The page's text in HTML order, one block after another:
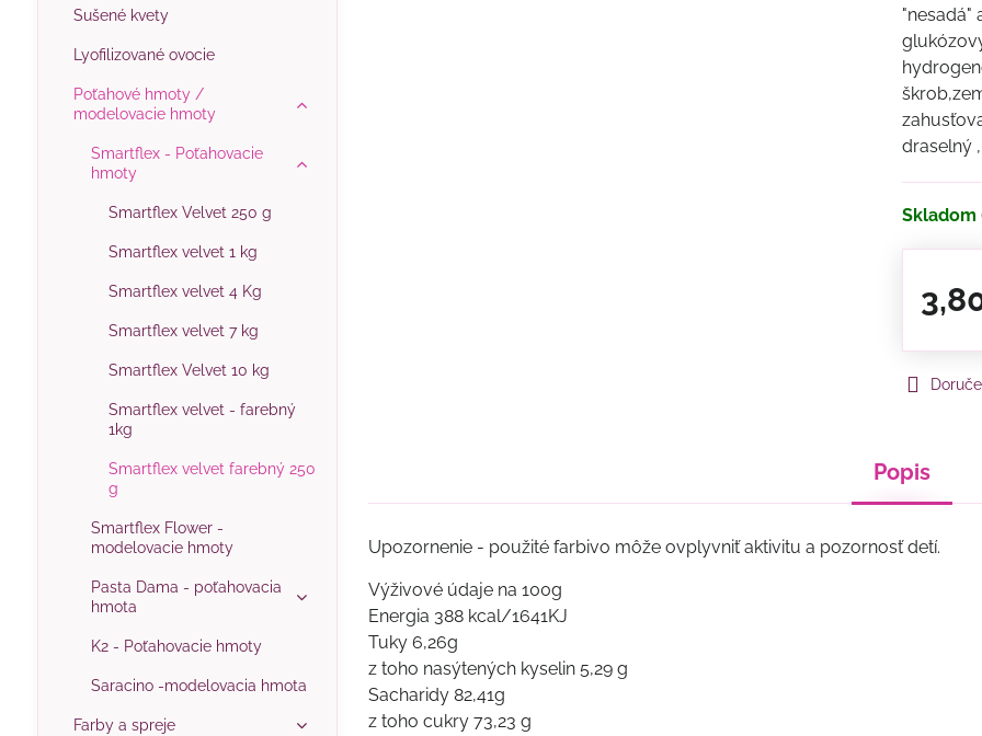
"nesadá"
draselný
Skladom
Popis
Upozornenie - použité farbivo môže ovplyvniť aktivitu a pozornosť detí.
Výživové údaje na 100g
Energia 388 kcal/1641KJ
Tuky 6,26g
z toho nasýtených kyselin 5,29 g
Sacharidy 82,41g
z toho cukry 73,23 g
Sušené kvety
Lyofilizované ovocie
Poťahové hmoty /
modelovacie hmoty
Smartflex - Poťahovacie
hmoty
Smartflex Velvet 250 g
Smartflex velvet 1 kg
Smartflex velvet 4 Kg
Smartflex velvet 7 kg
Smartflex Velvet 10 kg
Smartflex velvet - farebný
1kg
Smartflex velvet farebný 250
g
Smartflex Flower -
modelovacie hmoty
Pasta Dama - poťahovacia
hmota
K2 - Poťahovacie hmoty
Saracino -modelovacia hmota
Farby a spreje